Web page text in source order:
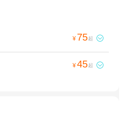
¥ 75起 
¥45起 